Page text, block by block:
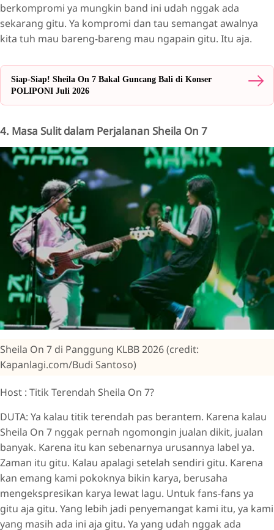
berkompromi ya mungkin band ini udah nggak ada
sekarang gitu. Ya kompromi dan tau semangat awalnya
kita tuh mau bareng-bareng mau ngapain gitu. Itu aja.
Siap-Siap! Sheila On 7 Bakal Guncang Bali di Konser
POLIPONI Juli 2026
4. Masa Sulit dalam Perjalanan Sheila On 7
Sheila On 7 di Panggung KLBB 2026 (credit:
Kapanlagi.com/Budi Santoso)
Host : Titik Terendah Sheila On 7?
DUTA: Ya kalau titik terendah pas berantem. Karena kalau
Sheila On 7 nggak pernah ngomongin jualan dikit, jualan
banyak. Karena itu kan sebenarnya urusannya label ya.
Zaman itu gitu. Kalau apalagi setelah sendiri gitu. Karena
kan emang kami pokoknya bikin karya, berusaha
mengekspresikan karya lewat lagu. Untuk fans-fans ya
gitu aja gitu. Yang lebih jadi penyemangat kami itu, ya kami
yang masih ada ini aja gitu. Ya yang udah nggak ada